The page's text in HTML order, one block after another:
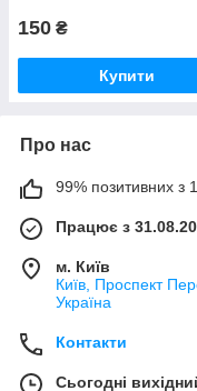
150 ₴
Купити
Про нас
99% позитивних з
Працює з
м. Київ
Київ, Проспект
Україна
Контакти
Сьогодні